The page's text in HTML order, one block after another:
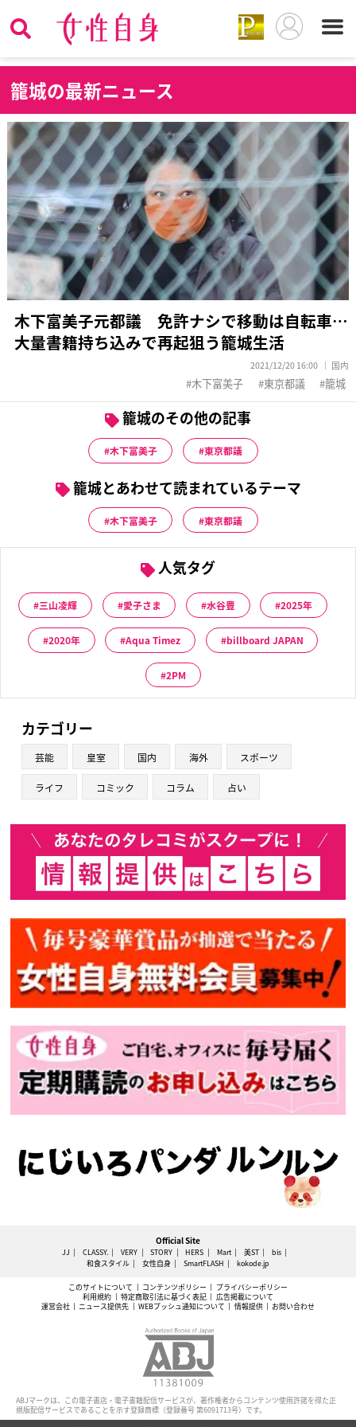
籠城の最新ニュース
木下富美子元都議 免許ナシで移動は自転車…
大量書籍持ち込みで再起狙う籠城生活
2021/12/20 16:00 国内
木下富美子 東京都議 籠城
籠城のその他の記事
木下富美子 東京都議
籠城とあわせて読まれているテーマ
木下富美子 東京都議
人気タグ
三山凌輝 愛子さま 水谷豊 2025年
2020年 Aqua Timez billboard JAPAN
2PM
カテゴリー
芸能 皇室 国内 海外 スポーツ
ライフ コミック コラム 占い
Official Site
JJ CLASSY. VERY STORY HERS Mart 美ST
bis
和食スタイル
女性自身 SmartFLASH kokode.jp
このサイトについて コンテンツポリシー
プライバシーポリシー
利用規約
特定商取引法に基づく表記
広告掲載について
運営会社
ニュース提供先 WEBプッシュ通知について 情報提供 お問い合わせ
ABJマークは、この電子書店・電子書籍配信サービスが、著作権者からコンテンツ使用許諾を得た正
規版配信サービスであることを示す登録商標（登録番号 第6091713号）です。